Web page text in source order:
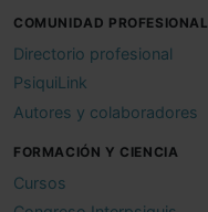
COMUNIDAD PROFESIONAL
Directorio profesional
PsiquiLink
Autores y colaboradores
FORMACIÓN Y CIENCIA
Cursos